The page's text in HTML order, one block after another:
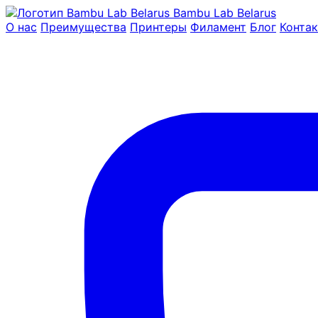
Bambu Lab Belarus
О нас Преимущества Принтеры Филамент Блог